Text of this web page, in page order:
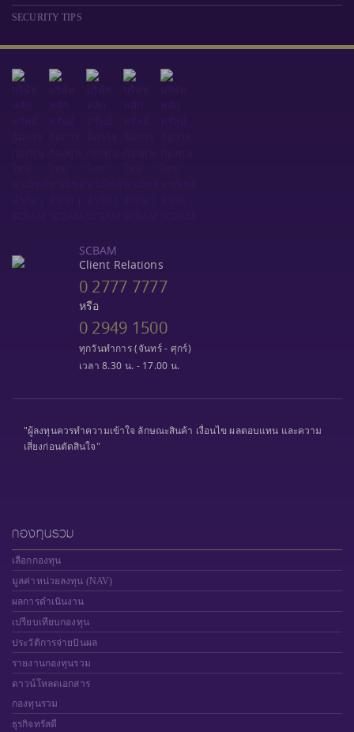
SECURITY TIPS
SCBAM
Client Relations
0 2777 7777
หรือ
0 2949 1500
ทุกวันทำการ (จันทร์ - ศุกร์)
เวลา 8.30 น. - 17.00 น.
"ผู้ลงทุนควรทำความเข้าใจ ลักษณะสินค้า เงื่อนไข ผลตอบแทน และความ
เสี่ยงก่อนตัดสินใจ"
กองทุนรวม
เลือกกองทุน
มูลค่าหน่วยลงทุน (NAV)
ผลการดำเนินงาน
เปรียบเทียบกองทุน
ประวัติการจ่ายปันผล
รายงานกองทุนรวม
ดาวน์โหลดเอกสาร
กองทุนรวม
ธุรกิจทรัสตี